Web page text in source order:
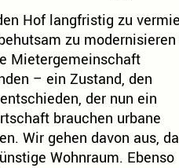
Hof langfristig zu
zu modernisieren
Mietergemeinschaft
– ein Zustand, den
der nun ein
brauchen urbane
Wir gehen davon aus,
Wohnraum. Ebenso